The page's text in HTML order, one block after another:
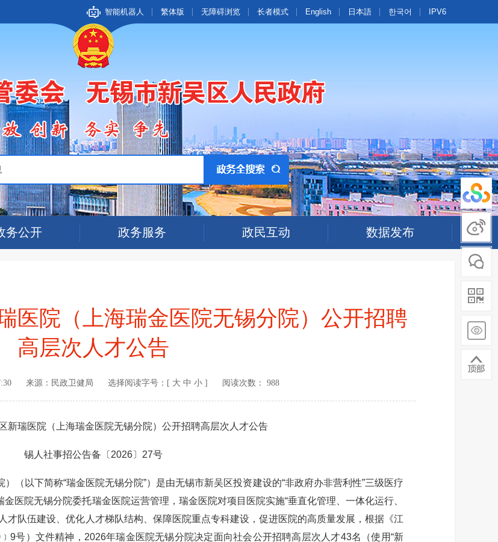
智能机器人 繁体版 无障碍浏览 长者模式 English 日本語 한국어 IPV6
务公开 政务服务 政民互动 数据发布
医院（上海瑞金医院无锡分院）公开招聘
高层次人才公告
来源： 民政卫健局 选择阅读字号：[ 大 中 小] 阅读次数： 988
新瑞医院（上海瑞金医院无锡分院）公开招聘高层次人才公告
锡人社事招公告备〔2026〕27号
以下简称“瑞金医院无锡分院”）是由无锡市新吴区投资建设的“非政府办非营利性”三级医疗
医院无锡分院委托瑞金医院运营管理，瑞金医院对项目医院实施“垂直化管理、一体化运行、
才队伍建设、优化人才梯队结构、保障医院重点专科建设，促进医院的高质量发展，根据《江
号）文件精神，2026年瑞金医院无锡分院决定面向社会公开招聘高层次人才43名（使用“新